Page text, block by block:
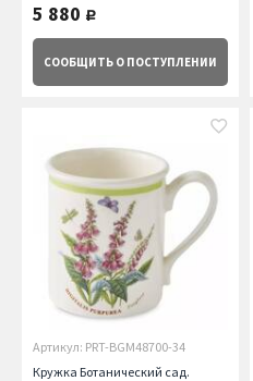
5 880 руб.
СООБЩИТЬ О ПОСТУПЛЕНИИ
Артикул: PRT-BGM48700-34
Кружка Ботанический сад.